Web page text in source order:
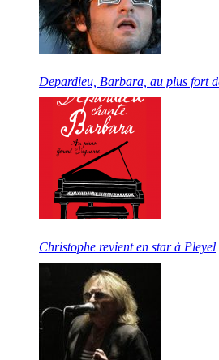
Depardieu, Barbara, au plus fort
Christophe revient en star à Pleyel